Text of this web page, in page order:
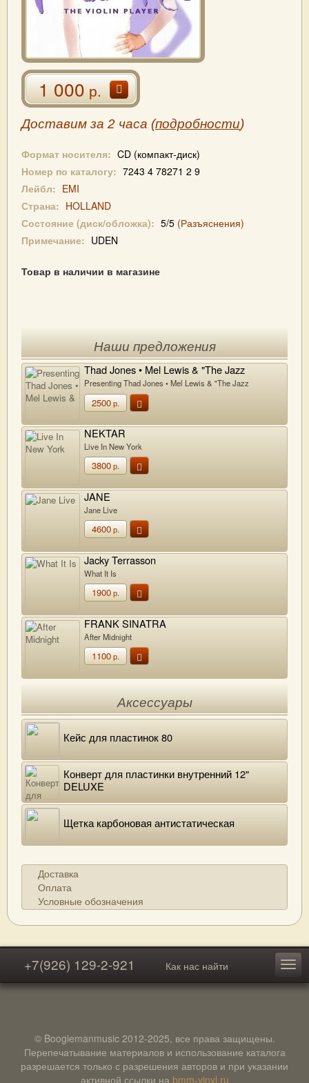
1 000р.
Доставим за 2 часа (подробности)
Формат носителя: CD (компакт-диск)
Номер по каталогу: 7243 4 78271 2 9
Лейбл: EMI
Страна: HOLLAND
Состояние (диск/обложка): 5/5 (Разъяснения)
Примечание: UDEN
Товар в наличии в магазине
Наши предложения
Thad Jones • Mel Lewis & "The Jazz
Orchestra"
Presenting Thad Jones • Mel Lewis & "The Jazz
Orchestra"
2500р.
NEKTAR
Live In New York
3800р.
JANE
Jane Live
4600р.
Jacky Terrasson
What It Is
1900р.
FRANK SINATRA
After Midnight
1100р.
Аксессуары
Кейс для пластинок 80
Конверт для пластинки внутренний 12"
DELUXE
Щетка карбоновая антистатическая
Доставка
Оплата
Условные обозначения
+7(926) 129-2-921 Как нас найти
© Boogiemanmusic 2012-2025, все права защищены.
Перепечатывание материалов и использование каталога
разрешается только с разрешения авторов и при указании
активной ссылки на bmm-vinyl.ru